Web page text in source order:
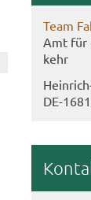
Team
Amt für
kehr
DE-​